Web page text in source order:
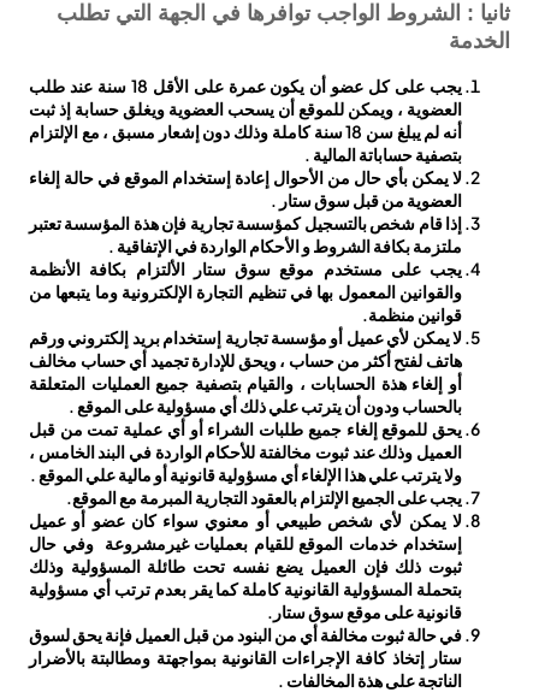
ثانيا : الشروط الواجب توافرها في الجهة التي تطلب
الخدمة
يجب على كل عضو أن يكون عمرة على الأقل 18 سنة عند طلب
العضوية ، ويمكن للموقع أن يسحب العضوية ويغلق حسابة إذ ثبت
أنه لم يبلغ سن 18 سنة كاملة وذلك دون إشعار مسبق ، مع الإلتزام
بتصفية حساباتة المالية .
لا يمكن بأي حال من الأحوال إعادة إستخدام الموقع في حالة إلغاء
العضوية من قبل سوق ستار .
إذا قام شخص بالتسجيل كمؤسسة تجارية فإن هذة المؤسسة تعتبر
ملتزمة بكافة الشروط و الأحكام الواردة في الإتفاقية .
يجب على مستخدم موقع سوق ستار الألتزام بكافة الأنظمة
والقوانين المعمول بها في تنظيم التجارة الإلكترونية وما يتبعها من
قوانين منظمة.
لا يمكن لأي عميل أو مؤسسة تجارية إستخدام بريد إلكتروني ورقم
هاتف لفتح أكثر من حساب ، ويحق للإدارة تجميد أي حساب مخالف
أو إلغاء هذة الحسابات ، والقيام بتصفية جميع العمليات المتعلقة
بالحساب ودون أن يترتب علي ذلك أي مسؤولية على الموقع .
يحق للموقع إلغاء جميع طلبات الشراء أو أي عملية تمت من قبل
العميل وذلك عند ثبوت مخالفتة للأحكام الواردة في البند الخامس ،
ولا يترتب علي هذا الإلغاء أي مسؤولية قانونية أو مالية علي الموقع .
يجب على الجميع الإلتزام بالعقود التجارية المبرمة مع الموقع.
لا يمكن لأي شخص طبيعي أو معنوي سواء كان عضو أو عميل
إستخدام خدمات الموقع للقيام بعمليات غيرمشروعة وفي حال
ثبوت ذلك فإن العميل يضع نفسه تحت طائلة المسؤولية وذلك
بتحملة المسؤولية القانونية كاملة كما يقر بعدم ترتب أي مسؤولية
قانونية على موقع سوق ستار.
في حالة ثبوت مخالفة أي من البنود من قبل العميل فإنة يحق لسوق
ستار إتخاذ كافة الإجراءات القانونية بمواجهتة ومطالبتة بالأضرار
الناتجة على هذة المخالفات .